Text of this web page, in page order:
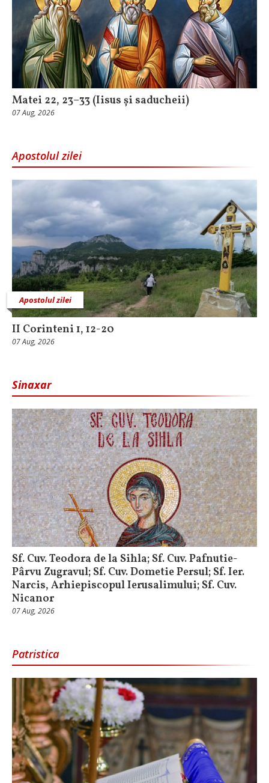
Matei 22, 23–33 (Iisus și saducheii)
07 Aug, 2026
Apostolul zilei
Apostolul zilei
II Corinteni 1, 12-20
07 Aug, 2026
Sinaxar
Sf. Cuv. Teodora de la Sihla; Sf. Cuv. Pafnutie-
Pârvu Zugravul; Sf. Cuv. Dometie Persul; Sf. Ier.
Narcis, Arhiepiscopul Ierusalimului; Sf. Cuv.
Nicanor
07 Aug, 2026
Patristica